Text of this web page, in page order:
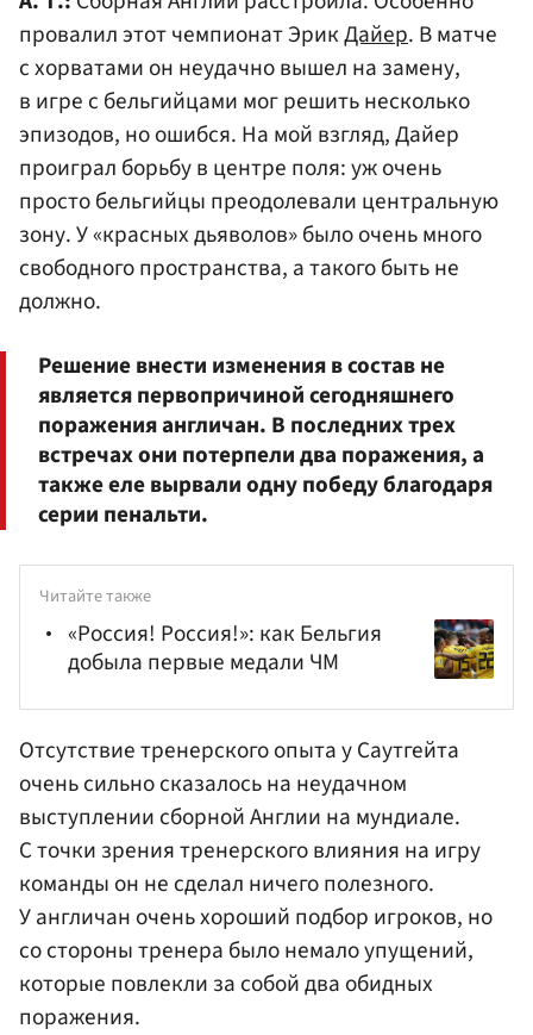
провалил этот чемпионат ЭрикДайер. В матче
с хорватами он неудачно вышел на замену,
в игре с бельгийцами мог решить несколько
эпизодов, но ошибся. На мой взгляд, Дайер
проиграл борьбу в центре поля: уж очень
просто бельгийцы преодолевали центральную
зону. У «красных дьяволов» было очень много
свободного пространства, а такого быть не
должно.
Решение внести изменения в состав не
является первопричиной сегодняшнего
поражения англичан. В последних трех
встречах они потерпели два поражения, а
также еле вырвали одну победу благодаря
серии пенальти.
Читайте также
«Россия! Россия!»: как Бельгия
добыла первые медали ЧМ
Отсутствие тренерского опыта у Саутгейта
очень сильно сказалось на неудачном
выступлении сборной Англии на мундиале.
С точки зрения тренерского влияния на игру
команды он не сделал ничего полезного.
У англичан очень хороший подбор игроков, но
со стороны тренера было немало упущений,
которые повлекли за собой два обидных
поражения.